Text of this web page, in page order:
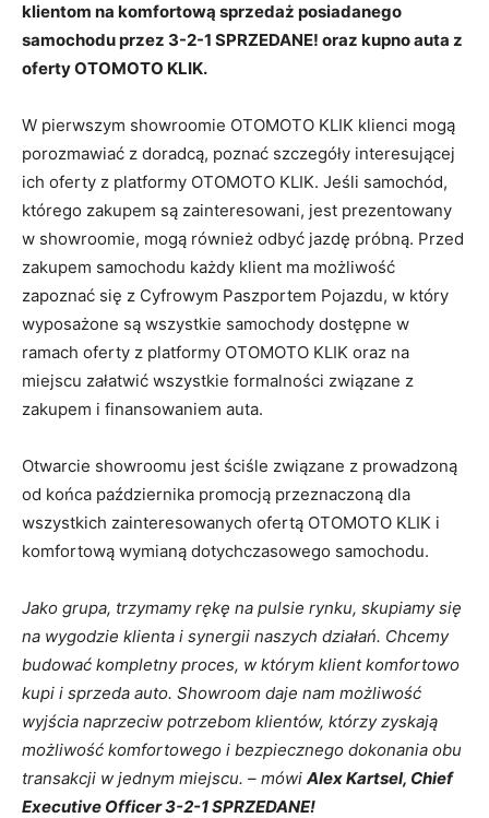
klientom na komfortową sprzedaż posiadanego
samochodu przez 3-2-1 SPRZEDANE! oraz kupno auta z
oferty OTOMOTO KLIK.
W pierwszym showroomie OTOMOTO KLIK klienci mogą
porozmawiać z doradcą, poznać szczegóły interesującej
ich oferty z platformy OTOMOTO KLIK. Jeśli samochód,
którego zakupem są zainteresowani, jest prezentowany
w showroomie, mogą również odbyć jazdę próbną. Przed
zakupem samochodu każdy klient ma możliwość
zapoznać się z Cyfrowym Paszportem Pojazdu, w który
wyposażone są wszystkie samochody dostępne w
ramach oferty z platformy OTOMOTO KLIK oraz na
miejscu załatwić wszystkie formalności związane z
zakupem i finansowaniem auta.
Otwarcie showroomu jest ściśle związane z prowadzoną
od końca października promocją przeznaczoną dla
wszystkich zainteresowanych ofertą OTOMOTO KLIK i
komfortową wymianą dotychczasowego samochodu.
Jako grupa, trzymamy rękę na pulsie rynku, skupiamy się
na wygodzie klienta i synergii naszych działań. Chcemy
budować kompletny proces, w którym klient komfortowo
kupi i sprzeda auto. Showroom daje nam możliwość
wyjścia naprzeciw potrzebom klientów, którzy zyskają
możliwość komfortowego i bezpiecznego dokonania obu
transakcji w jednym miejscu. – mówi Alex Kartsel, Chief
Executive Officer 3-2-1 SPRZEDANE!